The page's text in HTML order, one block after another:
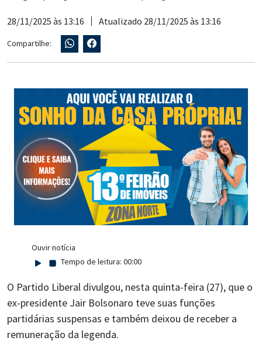
28/11/2025 às 13:16 Atualizado 28/11/2025 às 13:16
Compartilhe:
Ouvir notícia
Tempo de leitura: 00:00
O Partido Liberal divulgou, nesta quinta-feira (27), que o
ex-presidente Jair Bolsonaro teve suas funções
partidárias suspensas e também deixou de receber a
remuneração da legenda.